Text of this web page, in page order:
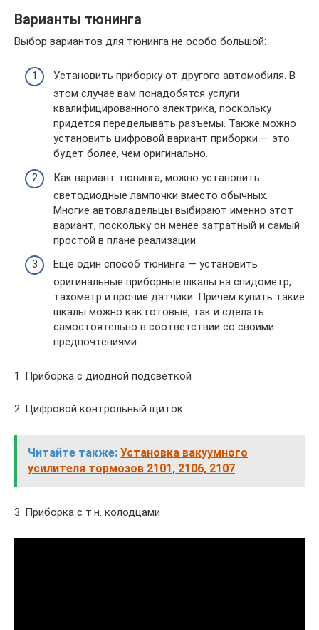
Варианты тюнинга
Выбор вариантов для тюнинга не особо большой:
Установить приборку от другого автомобиля. В
этом случае вам понадобятся услуги
квалифицированного электрика, поскольку
придется переделывать разъемы. Также можно
установить цифровой вариант приборки — это
будет более, чем оригинально.
Как вариант тюнинга, можно установить
светодиодные лампочки вместо обычных.
Многие автовладельцы выбирают именно этот
вариант, поскольку он менее затратный и самый
простой в плане реализации.
Еще один способ тюнинга — установить
оригинальные приборные шкалы на спидометр,
тахометр и прочие датчики. Причем купить такие
шкалы можно как готовые, так и сделать
самостоятельно в соответствии со своими
предпочтениями.
1. Приборка с диодной подсветкой
2. Цифровой контрольный щиток
Читайте также: Установка вакуумного
усилителя тормозов 2101, 2106, 2107
3. Приборка с т.н. колодцами